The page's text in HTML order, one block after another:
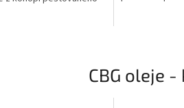
CBG oleje